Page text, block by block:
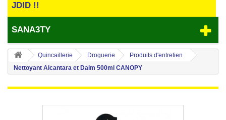
JDID !!
SANA3TY
Quincaillerie Droguerie
Produits d'entretien
Nettoyant Alcantara et Daim 500ml CANOPY